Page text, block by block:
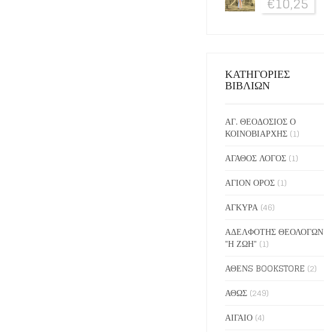
ΚΑΤΗΓΟΡΙΕΣ
ΒΙΒΛΙΩΝ
ΑΓ. ΘΕΟΔΟΣΙΟΣ Ο
ΚΟΙΝΟΒΙΑΡΧΗΣ (1)
ΑΓΑΘΟΣ ΛΟΓΟΣ (1)
ΑΓΙΟΝ ΟΡΟΣ (1)
ΑΓΚΥΡΑ (46)
ΑΔΕΛΦΟΤΗΣ ΘΕΟΛΟΓΩΝ
"Η ΖΩΗ" (1)
ΑΘΕΝS BOOKSTORE (2)
ΑΘΩΣ (249)
ΑΙΓΑΙΟ (4)